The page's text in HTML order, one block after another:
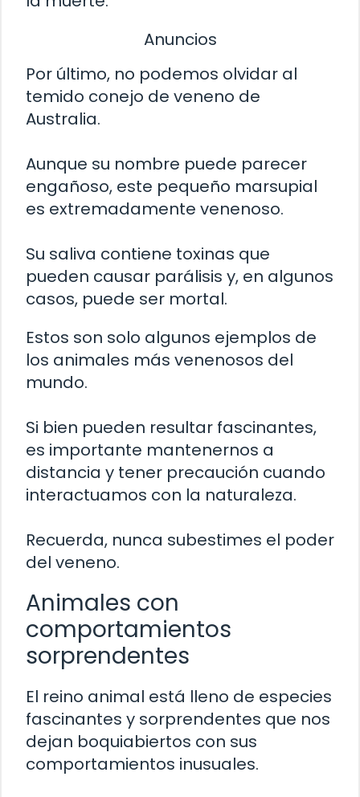
Anuncios
Por último, no podemos olvidar al
temido conejo de veneno de
Australia.
Aunque su nombre puede parecer
engañoso, este pequeño marsupial
es extremadamente venenoso.
Su saliva contiene toxinas que
pueden causar parálisis y, en algunos
casos, puede ser mortal.
Estos son solo algunos ejemplos de
los animales más venenosos del
mundo.
Si bien pueden resultar fascinantes,
es importante mantenernos a
distancia y tener precaución cuando
interactuamos con la naturaleza.
Recuerda, nunca subestimes el poder
del veneno.
Animales con
comportamientos
sorprendentes
El reino animal está lleno de especies
fascinantes y sorprendentes que nos
dejan boquiabiertos con sus
comportamientos inusuales.